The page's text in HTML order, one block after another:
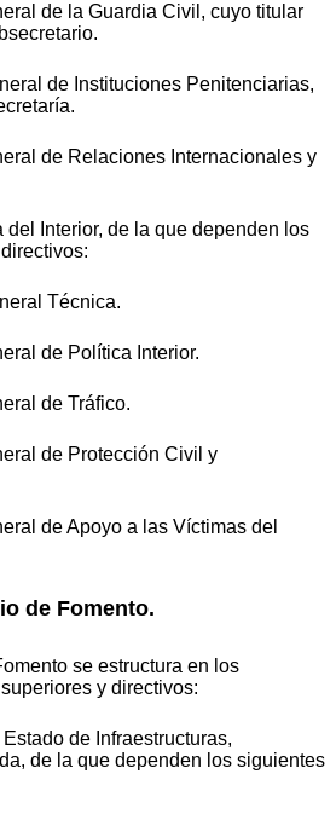
de la Guardia Civil, cuyo titular
de Instituciones Penitenciarias,
de Relaciones Internacionales y
del Interior, de la que dependen los
Técnica.
de Política Interior.
de Tráfico.
de Protección Civil y
de Apoyo a las Víctimas del
de Fomento.
se estructura en los
y directivos:
de Infraestructuras,
de la que dependen los siguientes